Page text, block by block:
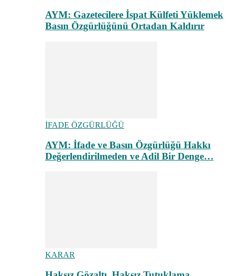
AYM: Gazetecilere İspat Külfeti Yüklemek
Basın Özgürlüğünü Ortadan Kaldırır
İFADE ÖZGÜRLÜĞÜ
AYM: İfade ve Basın Özgürlüğü Hakkı
Değerlendirilmeden ve Adil Bir Denge…
KARAR